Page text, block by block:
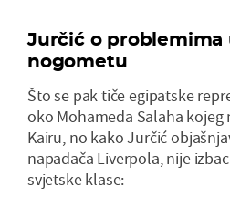
Jurčić o problemima
nogometu
Što se pak tiče egipatske
oko Mohameda Salaha
Kairu, no kako Jurčić
napadača Liverpola, nije
svjetske klase: